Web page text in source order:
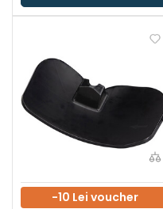
-10 Lei voucher